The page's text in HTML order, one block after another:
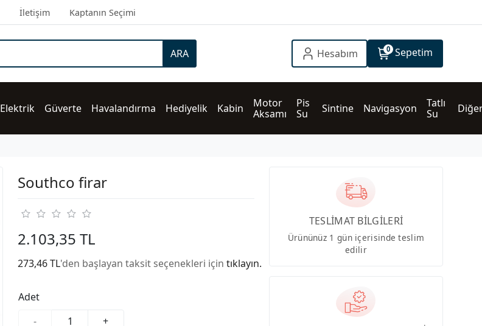
İletişim Kaptanın Seçimi
ARA Hesabım 0 Sepetim
Elektrik Güverte Havalandırma Hediyelik Kabin
Motor
Aksamı
Pis
Su
Sintine Navigasyon
Tatlı
Su
Southco firar
2.103,35 TL
273,46 TL'den başlayan taksit seçenekleri için tıklayın.
Adet
-
+
TESLİMAT BİLGİLERİ
Ürününüz 1 gün içerisinde teslim
edilir